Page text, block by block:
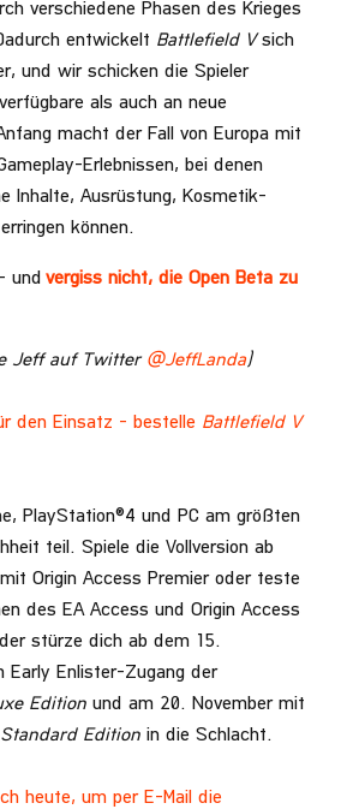
verschiedene Phasen des Krieges
entwickelt Battlefield V sich
und wir schicken die Spieler
als auch an neue
macht der Fall von Europa mit
Erlebnissen, bei denen
Inhalte, Ausrüstung, Kosmetik-
können.
und vergiss nicht, die Open Beta zu
Jeff auf Twitter @JeffLanda)
den Einsatz – bestelle Battlefield V
PlayStation®4 und PC am größten
teil. Spiele die Vollversion ab
Origin Access Premier oder teste
des EA Access und Origin Access
stürze dich ab dem 15.
Early Enlister-Zugang der
Editionund am 20. November mit
Editionin die Schlacht.
heute, um per E-Mail die